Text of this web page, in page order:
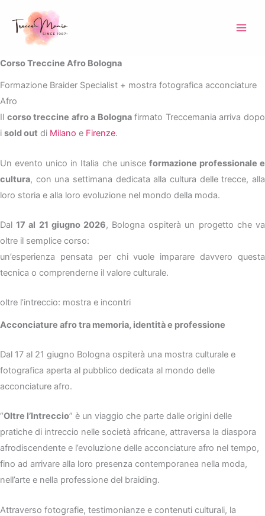
contenuto
Corso Treccine Afro Bologna
Formazione Braider Specialist + mostra fotografica acconciature
Afro
Il corso treccine afro a Bolognafirmato Treccemania arriva dopo
i sold out di Milano e Firenze.
Un evento unico in Italia che unisce formazione professionale e
cultura, con una settimana dedicata alla cultura delle trecce, alla
loro storia e alla loro evoluzione nel mondo della moda.
Dal17 al 21 giugno 2026, Bologna ospiterà un progetto che va
oltre il semplice corso:
un’esperienza pensata per chi vuole imparare davvero questa
tecnica o comprenderne il valore culturale.
oltre l’intreccio: mostra e incontri
Acconciature afro tra memoria, identità e professione
Dal 17 al 21 giugno Bologna ospiterà una mostra culturale e
fotografica aperta al pubblico dedicata al mondo delle
acconciature afro.
“Oltre l’Intreccio” è un viaggio che parte dalle origini delle
pratiche di intreccio nelle società africane, attraversa la diaspora
afrodiscendente e l’evoluzione delle acconciature afro nel tempo,
fino ad arrivare alla loro presenza contemporanea nella moda,
nell’arte e nella professione del braiding.
Attraverso fotografie, testimonianze e contenuti culturali, la